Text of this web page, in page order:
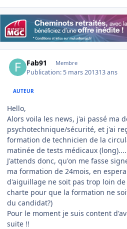
Fab91 Membre
Publication: 5 mars 201313 ans
AUTEUR
Hello,
Alors voila les news, j'ai passé ma
psychotechnique/sécurité, et j'ai
formation de technicien de la
matinée de tests médicaux (long)....
J'attends donc, qu'on me fasse
ma formation de 24mois, en
d'aiguillage ne soit pas trop loin
charte pour que la formation ne
du candidat?)
Pour le moment je suis content
suite !!